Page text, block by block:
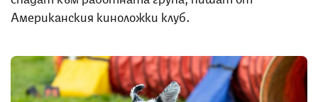
Американския киноложки клуб.